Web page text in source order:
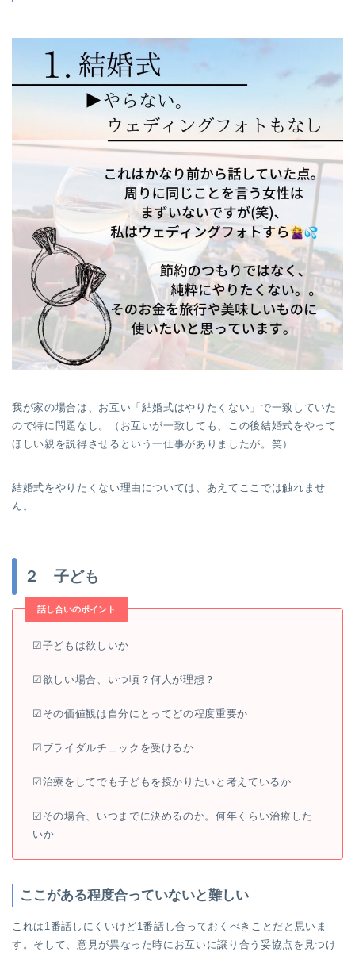
我が家の場合は、お互い「結婚式はやりたくない」で一致していた
ので特に問題なし。（お互いが一致しても、この後結婚式をやって
ほしい親を説得させるという一仕事がありましたが。笑）
結婚式をやりたくない理由については、あえてここでは触れませ
ん。
２ 子ども
話し合いのポイント
☑︎子どもは欲しいか
☑︎欲しい場合、いつ頃？何人が理想？
☑︎その価値観は自分にとってどの程度重要か
☑︎ブライダルチェックを受けるか
☑︎治療をしてでも子どもを授かりたいと考えているか
☑︎その場合、いつまでに決めるのか。何年くらい治療した
いか
ここがある程度合っていないと難しい
これは1番話しにくいけど1番話し合っておくべきことだと思いま
す。そして、意見が異なった時にお互いに譲り合う妥協点を見つけ